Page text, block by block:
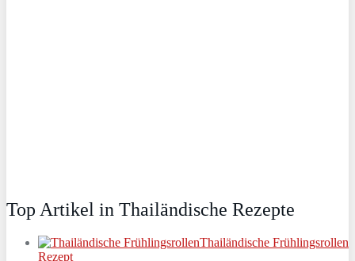
Top Artikel in Thailändische Rezepte
Thailändische Frühlingsrollen
Rezept